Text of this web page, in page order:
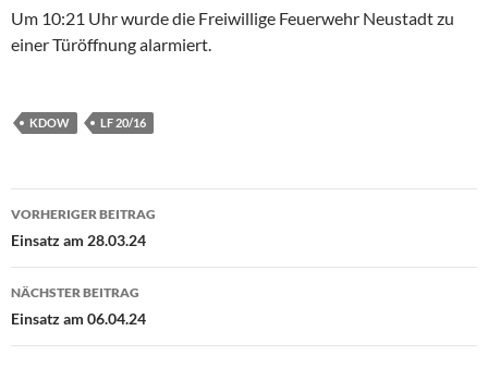
Um 10:21 Uhr wurde die Freiwillige Feuerwehr Neustadt zu
einer Türöffnung alarmiert.
KDOW LF 20/16
Beitragsnavigation
VORHERIGER BEITRAG
Einsatz am 28.03.24
NÄCHSTER BEITRAG
Einsatz am 06.04.24